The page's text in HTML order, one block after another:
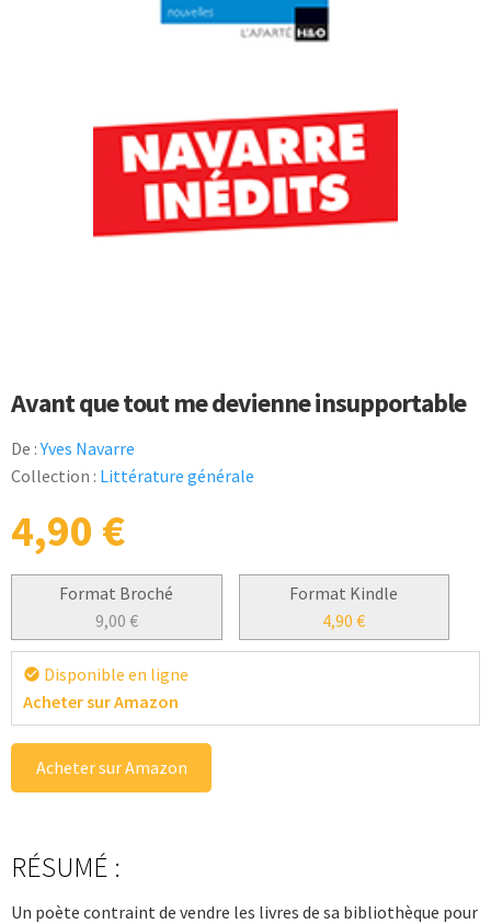
Avant que tout me devienne insupportable
De :Yves Navarre
Collection : Littérature générale
4,90 €
Format Broché
9,00 €
Format Kindle
4,90€
check_circle Disponible en ligne
Acheter sur Amazon
Acheter sur Amazon
RÉSUMÉ :
Un poète contraint de vendre les livres de sa bibliothèque pour